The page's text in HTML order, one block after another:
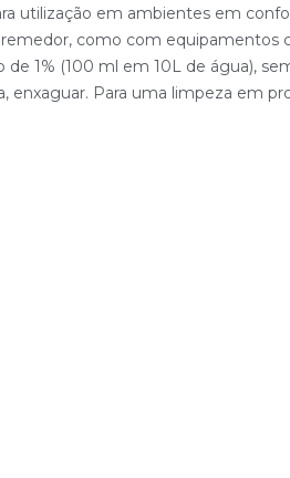
utilização em ambientes em
como com equipamentos
1% (100 ml em 10L de água),
enxaguar. Para uma limpeza em